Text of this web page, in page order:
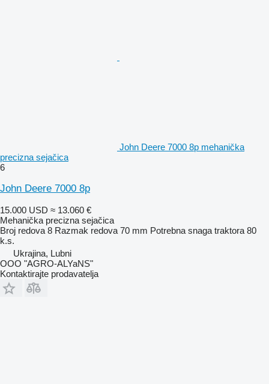
John Deere 7000 8p mehanička
precizna sejačica
6
John Deere 7000 8p
15.000 USD ≈ 13.060 €
Mehanička precizna sejačica
Broj redova 8 Razmak redova 70 mm Potrebna snaga traktora 80
k.s.
Ukrajina, Lubni
OOO "AGRO-ALYaNS"
Kontaktirajte prodavatelja